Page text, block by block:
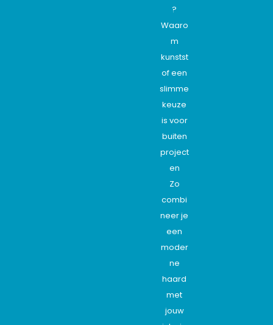
?
Waaro
m
kunstst
of een
slimme
keuze
is voor
buiten
project
en
Zo
combi
neer je
een
moder
ne
haard
met
jouw